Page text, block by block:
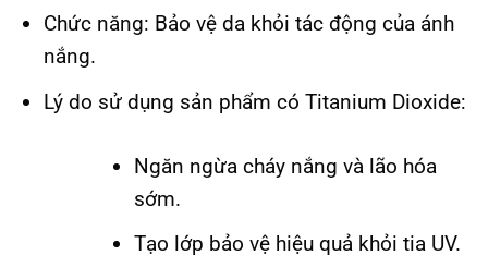
Chức năng: Bảo vệ da khỏi tác động của ánh
nắng.
Lý do sử dụng sản phẩm có Titanium Dioxide:
Ngăn ngừa cháy nắng và lão hóa
sớm.
Tạo lớp bảo vệ hiệu quả khỏi tia UV.